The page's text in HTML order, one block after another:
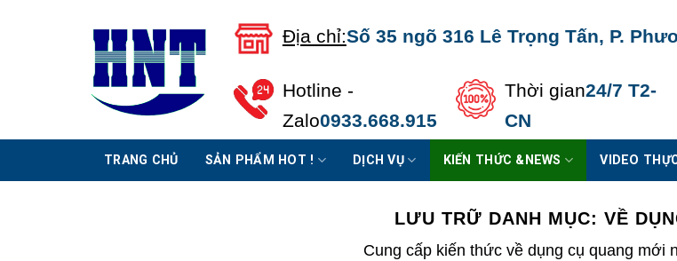
Địa chỉ:Số 35 ngõ 316 Lê Trọng Tấn, P.
Hotline -
Zalo0933.668.915
Thời gian24/7 T2-
CN
TRANG CHỦ SẢN PHẨM HOT ! DỊCH VỤ KIẾN THỨC &NEWS VIDEO
LƯU TRỮ DANH MỤC:VỀ
Cung cấp kiến thức về dụng cụ quang mới